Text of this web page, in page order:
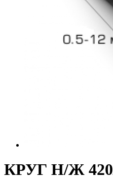
КРУГ Н/Ж